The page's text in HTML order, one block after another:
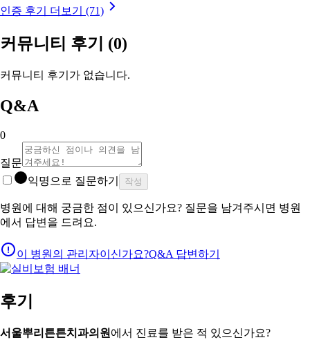
인증 후기 더보기 (71)
커뮤니티 후기 (0)
커뮤니티 후기가 없습니다.
Q&A
0
질문
익명으로 질문하기
작성
병원에 대해 궁금한 점이 있으신가요? 질문을 남겨주시면 병원
에서 답변을 드려요.
이 병원의 관리자이신가요?Q&A 답변하기
후기
서울뿌리튼튼치과의원 에서 진료를 받은 적 있으신가요?